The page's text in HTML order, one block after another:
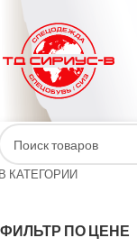
КАТЕГОРИИ
ФИЛЬТР ПО ЦЕНЕ